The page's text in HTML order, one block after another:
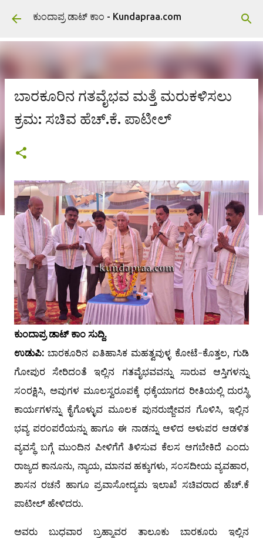
ವಿಷಯಕ್ಕೆ ಹೋಗಿ
ಕುಂದಾಪ್ರ ಡಾಟ್ ಕಾಂ - Kundapraa.com
ಬಾರಕೂರಿನ ಗತವೈಭವ ಮತ್ತೆ ಮರುಕಳಿಸಲು
ಕ್ರಮ: ಸಚಿವ ಹೆಚ್.ಕೆ. ಪಾಟೀಲ್
ಕುಂದಾಪ್ರ ಡಾಟ್‌ ಕಾಂ ಸುದ್ದಿ.
ಉಡುಪಿ: ಬಾರಕೂರಿನ ಐತಿಹಾಸಿಕ ಮಹತ್ವವುಳ್ಳ ಕೋಟೆ-ಕೊತ್ತಲ, ಗುಡಿ
ಗೋಪುರ ಸೇರಿದಂತೆ ಇಲ್ಲಿನ ಗತವೈಭವವನ್ನು ಸಾರುವ ಆಸ್ತಿಗಳನ್ನು
ಸಂರಕ್ಷಿಸಿ, ಅವುಗಳ ಮೂಲಸ್ವರೂಪಕ್ಕೆ ಧಕ್ಕೆಯಾಗದ ರೀತಿಯಲ್ಲಿ ದುರಸ್ಥಿ
ಕಾರ್ಯಗಳನ್ನು ಕೈಗೊಳ್ಳುವ ಮೂಲಕ ಪುನರುಜ್ಜೀವನ ಗೊಳಿಸಿ, ಇಲ್ಲಿನ
ಭವ್ಯ ಪರಂಪರೆಯನ್ನು ಹಾಗೂ ಈ ನಾಡನ್ನು ಆಳಿದ ಅಳುಪರ ಆಡಳಿತ
ವ್ಯವಸ್ಥೆ ಬಗ್ಗೆ ಮುಂದಿನ ಪೀಳಿಗೆಗೆ ತಿಳಿಸುವ ಕೆಲಸ ಆಗಬೇಕಿದೆ ಎಂದು
ರಾಜ್ಯದ ಕಾನೂನು, ನ್ಯಾಯ, ಮಾನವ ಹಕ್ಕುಗಳು, ಸಂಸದೀಯ ವ್ಯವಹಾರ,
ಶಾಸನ ರಚನೆ ಹಾಗೂ ಪ್ರವಾಸೋದ್ಯಮ ಇಲಾಖೆ ಸಚಿವರಾದ ಹೆಚ್.ಕೆ
ಪಾಟೀಲ್ ಹೇಳಿದರು.
ಅವರು ಬುಧವಾರ ಬ್ರಹ್ಮಾವರ ತಾಲೂಕು ಬಾರಕೂರು ಇಲ್ಲಿನ